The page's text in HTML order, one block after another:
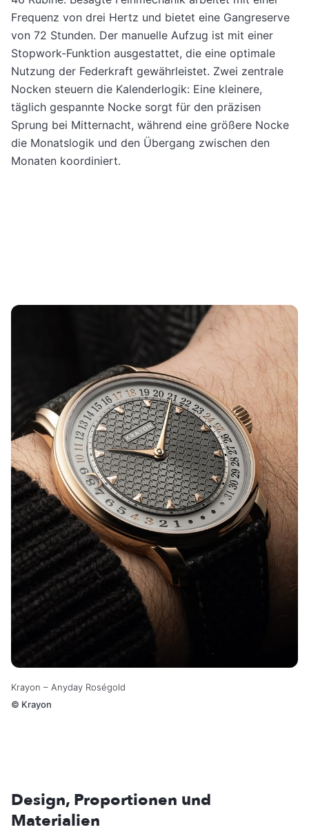
Frequenz von drei Hertz und bietet eine Gangreserve
von 72 Stunden. Der manuelle Aufzug ist mit einer
Stopwork-Funktion ausgestattet, die eine optimale
Nutzung der Federkraft gewährleistet. Zwei zentrale
Nocken steuern die Kalenderlogik: Eine kleinere,
täglich gespannte Nocke sorgt für den präzisen
Sprung bei Mitternacht, während eine größere Nocke
die Monatslogik und den Übergang zwischen den
Monaten koordiniert.
Krayon – Anyday Roségold
© Krayon
Design, Proportionen und
Materialien